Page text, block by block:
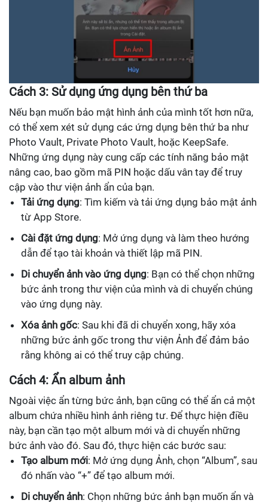
Cách 3: Sử dụng ứng dụng bên thứ ba
Nếu bạn muốn bảo mật hình ảnh của mình tốt hơn nữa,
có thể xem xét sử dụng các ứng dụng bên thứ ba như
Photo Vault, Private Photo Vault, hoặc KeepSafe.
Những ứng dụng này cung cấp các tính năng bảo mật
nâng cao, bao gồm mã PIN hoặc dấu vân tay để truy
cập vào thư viện ảnh ẩn của bạn.
Tải ứng dụng: Tìm kiếm và tải ứng dụng bảo mật ảnh
từ App Store.
Cài đặt ứng dụng: Mở ứng dụng và làm theo hướng
dẫn để tạo tài khoản và thiết lập mã PIN.
Di chuyển ảnh vào ứng dụng: Bạn có thể chọn những
bức ảnh trong thư viện của mình và di chuyển chúng
vào ứng dụng này.
Xóa ảnh gốc: Sau khi đã di chuyển xong, hãy xóa
những bức ảnh gốc trong thư viện Ảnh để đảm bảo
rằng không ai có thể truy cập chúng.
Cách 4: Ẩn album ảnh
Ngoài việc ẩn từng bức ảnh, bạn cũng có thể ẩn cả một
album chứa nhiều hình ảnh riêng tư. Để thực hiện điều
này, bạn cần tạo một album mới và di chuyển những
bức ảnh vào đó. Sau đó, thực hiện các bước sau:
Tạo album mới: Mở ứng dụng Ảnh, chọn “Album”, sau
đó nhấn vào “+” để tạo album mới.
Di chuyển ảnh: Chọn những bức ảnh bạn muốn ẩn và